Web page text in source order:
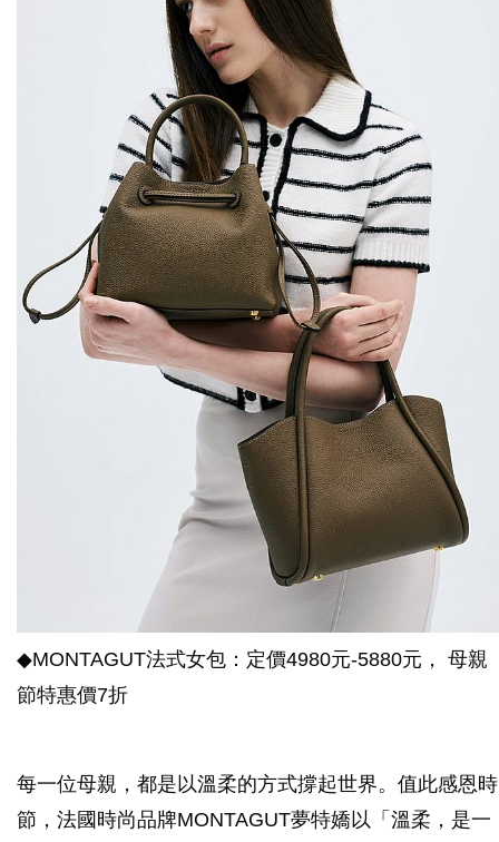
◆MONTAGUT法式女包：定價4980元-5880元， 母親
節特惠價7折
每一位母親，都是以溫柔的方式撐起世界。值此感恩時
節，法國時尚品牌MONTAGUT夢特嬌以「溫柔，是一